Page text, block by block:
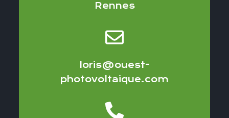
Rennes
loris@ouest-
photovoltaique.com